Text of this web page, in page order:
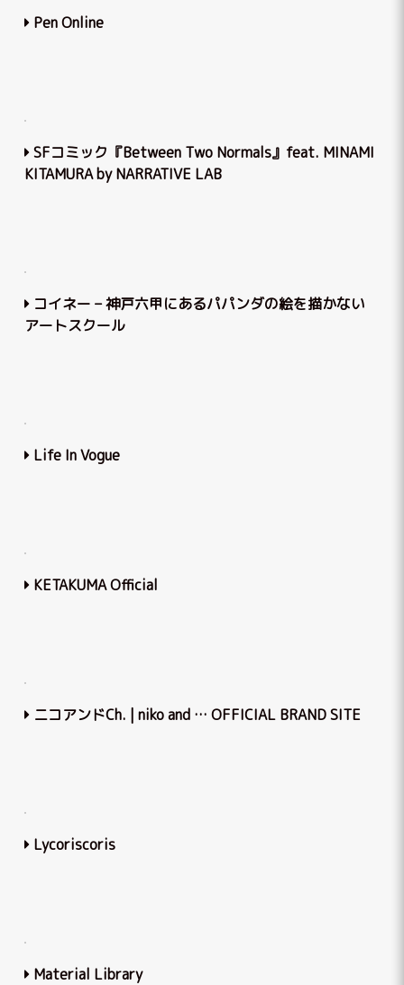
Pen Online
SFコミック『Between Two Normals』feat. MINAMI
KITAMURA by NARRATIVE LAB
コイネー – 神⼾六甲にあるパパンダの絵を描かない
アートスクール
Life In Vogue
KETAKUMA Official
ニコアンドCh. | niko and … OFFICIAL BRAND SITE
Lycoriscoris
Material Library